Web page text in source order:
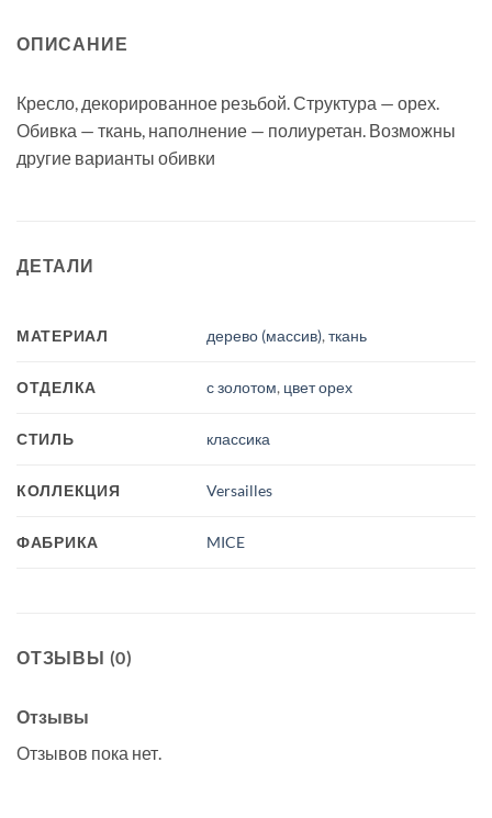
ОПИСАНИЕ
Кресло, декорированное резьбой. Структура — орех.
Обивка — ткань, наполнение — полиуретан. Возможны
другие варианты обивки
ДЕТАЛИ
МАТЕРИАЛ дерево (массив),ткань
ОТДЕЛКА с золотом, цвет орех
СТИЛЬ классика
КОЛЛЕКЦИЯ Versailles
ФАБРИКА MICE
ОТЗЫВЫ (0)
Отзывы
Отзывов пока нет.